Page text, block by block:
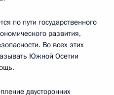
по пути государственного
развития,
Во всех этих
Южной Осетии
двусторонних